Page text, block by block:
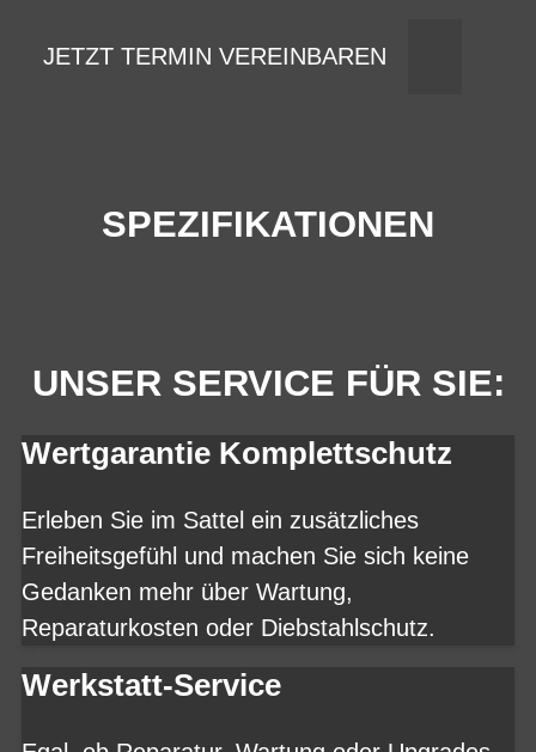
JETZT TERMIN VEREINBAREN
SPEZIFIKATIONEN
UNSER SERVICE FÜR SIE:
Wertgarantie Komplettschutz
Erleben Sie im Sattel ein zusätzliches
Freiheitsgefühl und machen Sie sich keine
Gedanken mehr über Wartung,
Reparaturkosten oder Diebstahlschutz.
Werkstatt-Service